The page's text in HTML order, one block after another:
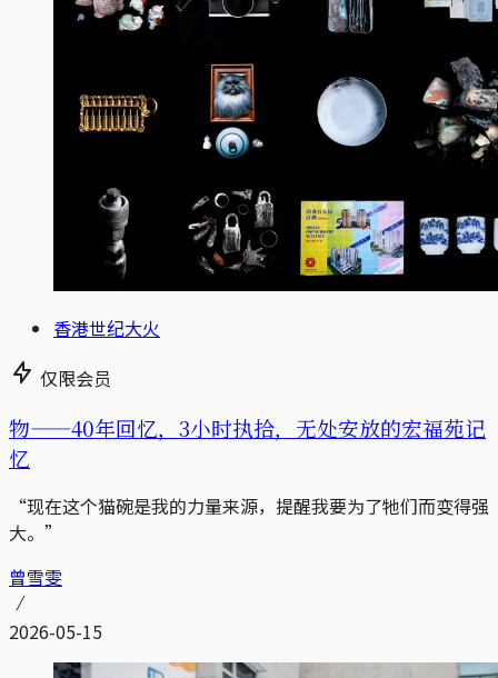
香港世纪大火
仅限会员
物——40年回忆，3小时执拾，无处安放的宏福苑记
忆
“现在这个猫碗是我的力量来源，提醒我要为了牠们而变得强
大。”
曾雪雯
2026-05-15